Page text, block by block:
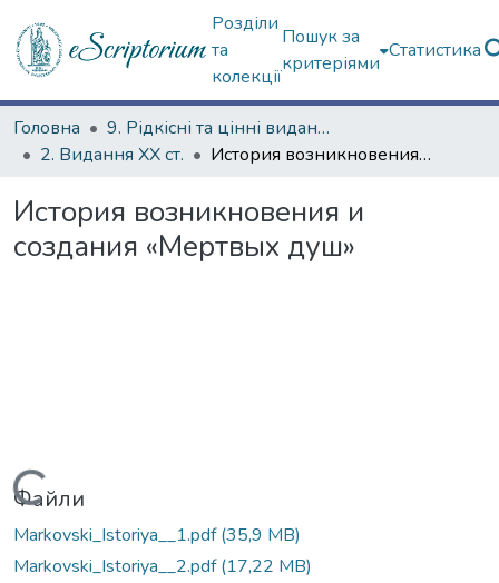
Розділи
та
колекції
Пошук за
критеріями
Статистика
Головна
9. Рідкісні та цінні видання
2. Видання ХХ ст.
История возникновения и создания «Мертвых душ»
История возникновения и
создания «Мертвых душ»
Вантажиться...
Файли
Markovski_Istoriya__1.pdf(35,9 MB)
Markovski_Istoriya__2.pdf(17,22 MB)